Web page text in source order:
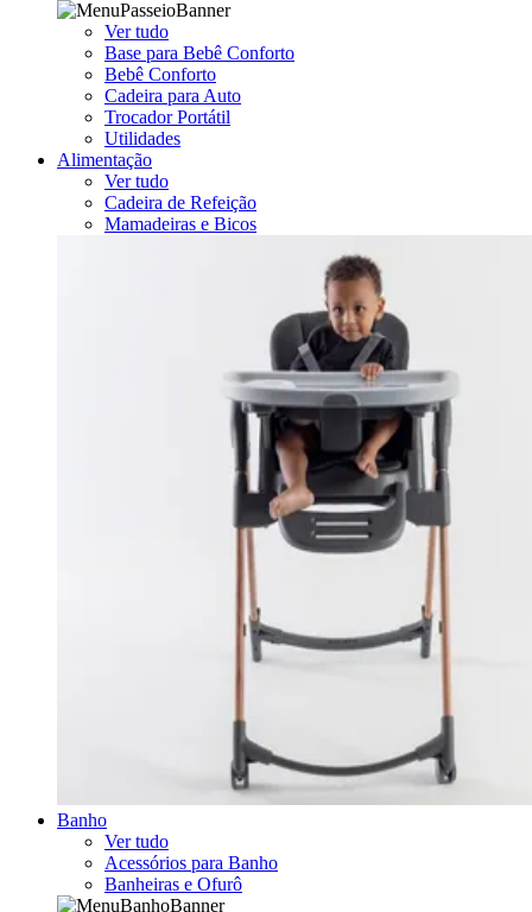
Ver tudo
Base para Bebê Conforto
Bebê Conforto
Cadeira para Auto
Trocador Portátil
Utilidades
Alimentação
Ver tudo
Cadeira de Refeição
Mamadeiras e Bicos
Banho
Ver tudo
Acessórios para Banho
Banheiras e Ofurô